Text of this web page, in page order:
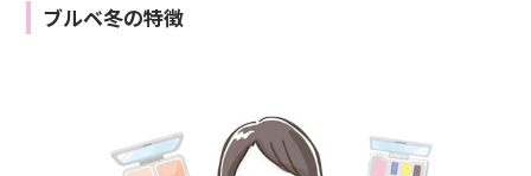
ブルベ冬の特徴